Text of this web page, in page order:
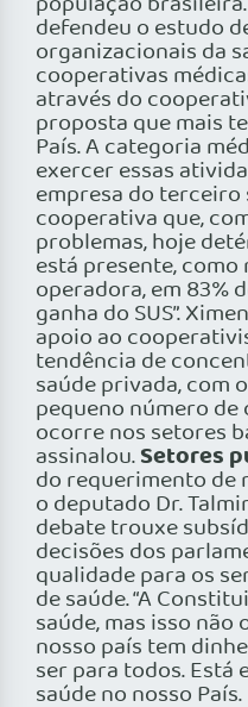
defendeu o estudo
organizacionais da
cooperativas
através do
proposta que mais
País. A categoria
exercer essas
empresa do terceiro
cooperativa que,
problemas, hoje
está presente,
operadora, em 83%
ganha do SUS”.
apoio ao
tendência de
saúde privada, com
pequeno número de
ocorre nos setores
assinalou.Setores
do requerimento de
o deputado Dr.
debate trouxe
decisões dos
qualidade para os
de saúde. “A
saúde, mas isso
nosso país tem
ser para todos. Está
saúde no nosso